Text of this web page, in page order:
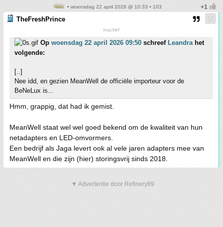
• woensdag 22 april 2026 @ 10:33 • 103
TheFreshPrince
inactief
Op woensdag 22 april 2026 09:50 schreef Leandrahet
volgende:
[..]
Nee idd, en gezien MeanWell de officiële importeur voor de
BeNeLux is...
Hmm, grappig, dat had ik gemist.
MeanWell staat wel wel goed bekend om de kwaliteit van hun
netadapters en LED-omvormers.
Een bedrijf als Jaga levert ook al vele jaren adapters mee van
MeanWell en die zijn (hier) storingsvrij sinds 2018.
▼ Advertentie door Refinery89